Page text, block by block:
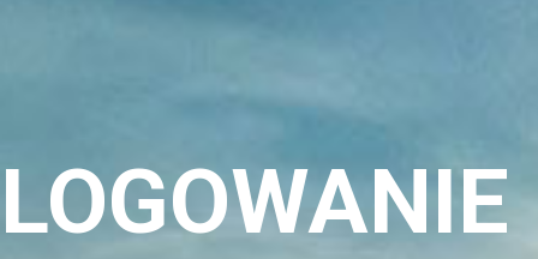
LOGOWANIE